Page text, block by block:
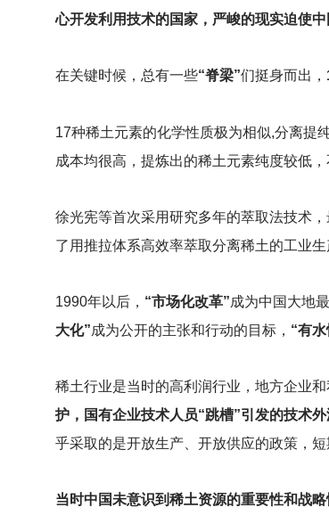
心开发利用技术的国家，严峻的现实迫使
在关键时候，总有一些“脊梁”们挺身而出，
17种稀土元素的化学性质极为相似,分离提
成本均很高，提炼出的稀土元素纯度较低，
徐光宪等首次采用研究多年的萃取法技术
了用推拉体系高效率萃取分离稀土的工业生
1990年以后， “市场化改革”成为中国大地
大化”成为公开的主张和行动的目标， “有
稀土行业是当时的高利润行业，地方企业和
护，国有企业技术人员“跳槽”引发的技术
乎采取的是开放生产、开放供应的政策，
当时中国未意识到稀土资源的重要性和战